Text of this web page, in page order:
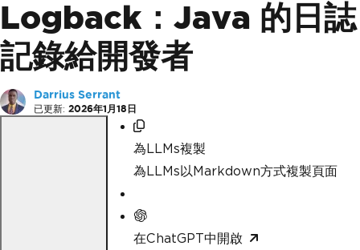
Logback：Java 的日誌
記錄給開發者
Darrius Serrant
已更新: 2026年1月18日
為LLMs複製
為LLMs以Markdown方式複製頁面
在ChatGPT中開啟